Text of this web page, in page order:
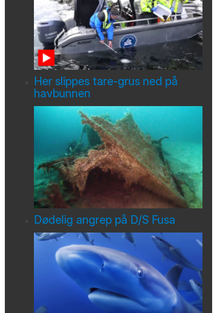
Her slippes tare-grus ned på
havbunnen
Dødelig angrep på D/S Fusa